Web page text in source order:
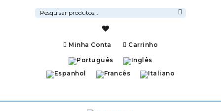
Pesquisar
por:
Minha Conta Carrinho